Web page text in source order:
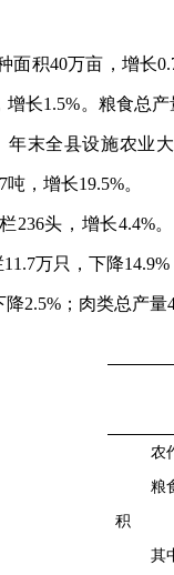
面积40万亩，增长
增长1.5%。粮食总
年末全县设施农业
，增长19.5%。
236头，增长4.4%
万只，下降
2.5%；肉类总产
农
粮
积
其